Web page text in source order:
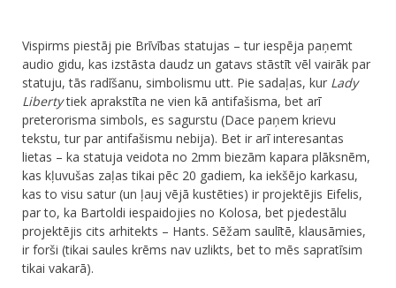
Vispirms piestāj pie Brīvības statujas – tur iespēja paņemt
audio gidu, kas izstāsta daudz un gatavs stāstīt vēl vairāk par
statuju, tās radīšanu, simbolismu utt. Pie sadaļas, kur Lady
Libertytiek aprakstīta ne vien kā antifašisma, bet arī
preterorisma simbols, es sagurstu (Dace paņem krievu
tekstu, tur par antifašismu nebija). Bet ir arī interesantas
lietas – ka statuja veidota no 2mm biezām kapara plāksnēm,
kas kļuvušas zaļas tikai pēc 20 gadiem, ka iekšējo karkasu,
kas to visu satur (un ļauj vējā kustēties) ir projektējis Eifelis,
par to, ka Bartoldi iespaidojies no Kolosa, bet pjedestālu
projektējis cits arhitekts – Hants. Sēžam saulītē, klausāmies,
ir forši (tikai saules krēms nav uzlikts, bet to mēs sapratīsim
tikai vakarā).